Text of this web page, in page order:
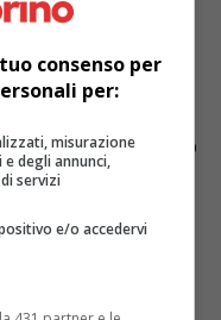
nel 2023 ben
superato
le
hanno
che
incroci
principale
dei mezzi
consenso per
per:
misurazione
degli annunci,
servizi
e/o accedervi